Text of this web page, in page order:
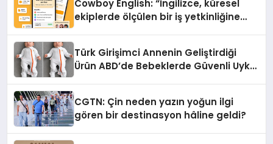
Cowboy English: “İngilizce, küresel
ekiplerde ölçülen bir iş yetkinliğine
Türk Girişimci Annenin Geliştirdiği
Ürün ABD’de Bebeklerde Güvenli Uyku
CGTN: Çin neden yazın yoğun ilgi
gören bir destinasyon hâline geldi?